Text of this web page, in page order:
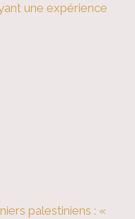
une expérience
palestiniens : «